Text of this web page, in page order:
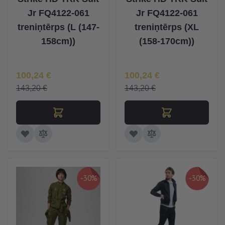
Jr FQ4122-061
treniņtērps (L (147-
158cm))
Īpaša Cena
100,24 €
143,20 €
Jr FQ4122-061
treniņtērps (XL
(158-170cm))
Īpaša Cena
100,24 €
143,20 €
-30% -30%